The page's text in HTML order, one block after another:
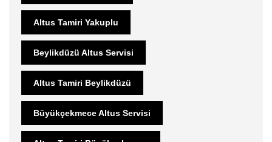
Altus Tamiri Yakuplu
Beylikdüzü Altus Servisi
Altus Tamiri Beylikdüzü
Büyükçekmece Altus Servisi